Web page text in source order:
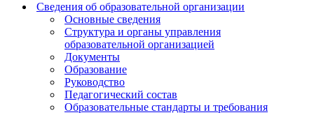
Сведения об образовательной организации
Основные сведения
Структура и органы управления
образовательной организацией
Документы
Образование
Руководство
Педагогический состав
Образовательные стандарты и требования